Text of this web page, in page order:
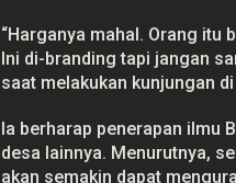
“Harganya mahal. Orang itu
Ini di-branding tapi jangan
saat melakukan kunjungan
Ia berharap penerapan ilmu
desa lainnya. Menurutnya,
akan semakin dapat